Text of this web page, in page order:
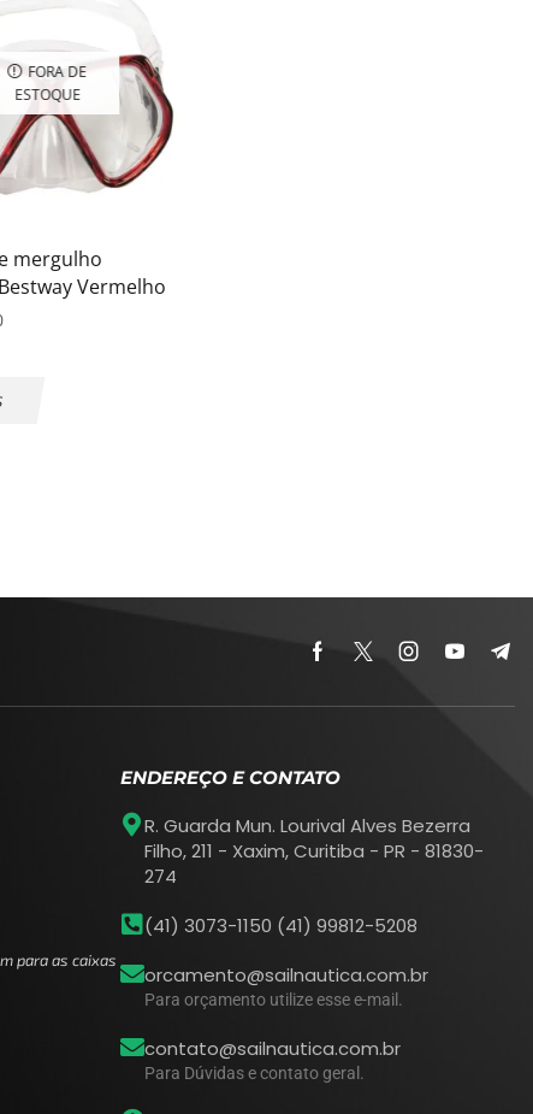
FORA DE
ESTOQUE
mergulho
Vermelho
para as caixas
ENDEREÇO E CONTATO
R. Guarda Mun. Lourival Alves Bezerra
Filho, 211 - Xaxim, Curitiba - PR - 81830-
274
(41) 3073-1150 (41) 99812-5208
orcamento@sailnautica.com.br
Para orçamento utilize esse e-mail.
contato@sailnautica.com.br
Para Dúvidas e contato geral.